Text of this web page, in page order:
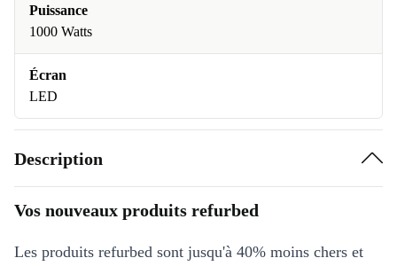
Puissance
1000 Watts
Écran
LED
Description
Vos nouveaux produits refurbed
Les produits refurbed sont jusqu'à 40% moins chers et